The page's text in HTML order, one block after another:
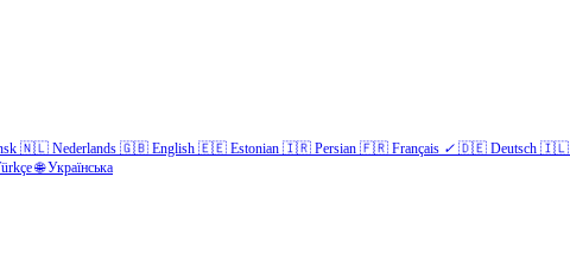
🇳🇱 Nederlands 🇬🇧 English 🇪🇪 Estonian 🇮🇷 Persian 🇫🇷 Français ✓ 🇩🇪 Deutsch 🇮🇱
🌐 Українська